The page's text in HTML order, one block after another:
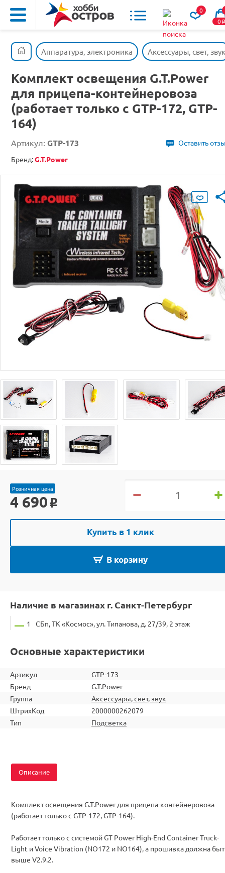
0
0o
Аппаратура, электроника Аксессуары, свет, звук
Комплект освещения G.T.Power
для прицепа-контейнеровоза
(работает только с GTP-172, GTP-
164)
Артикул: GTP-173
Оставить
Бренд:G.T.Power
Розничная цена
4 690 o
Купить в 1 клик
В корзину
Наличие в магазинах г. Санкт-Петербург
1 СБп, ТК «Космос», ул. Типанова, д. 27/39, 2 этаж
Основные характеристики
Артикул
GTP-173
Бренд
G.T.Power
Группа
Аксессуары, свет, звук
ШтрихКод
2000000262079
Тип
Подсветка
Описание
Комплект освещения G.T.Power для прицепа-контейнеровоза
(работает только с GTP-172, GTP-164).
Работает только с системой GT Power High-End Container Truck-
Light и Voice Vibration (NO172 и NO164), а прошивка должна
выше V2.9.2.